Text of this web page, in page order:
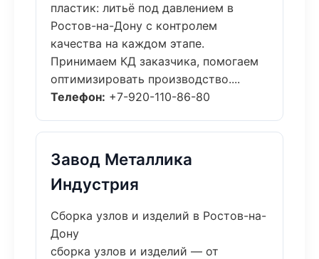
пластик: литьё под давлением в
Ростов-на-Дону с контролем
качества на каждом этапе.
Принимаем КД заказчика, помогаем
оптимизировать производство....
Телефон: +7-920-110-86-80
Завод Металлика
Индустрия
Сборка узлов и изделий в Ростов-на-
Дону
сборка узлов и изделий — от